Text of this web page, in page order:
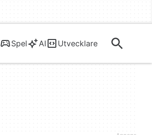
Spel AI Utvecklare